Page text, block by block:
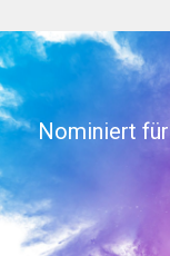
Nominiert